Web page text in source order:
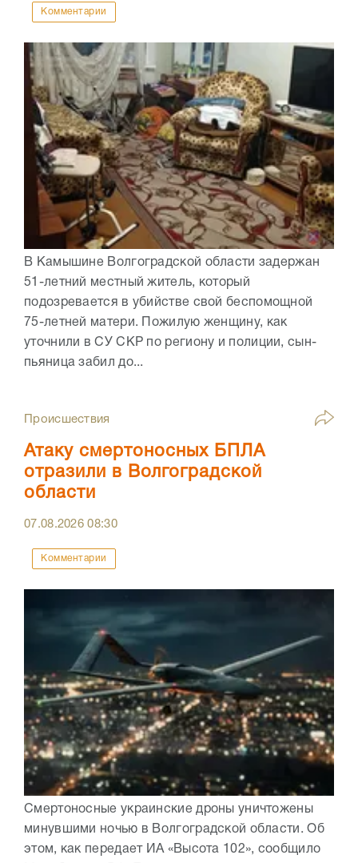
Комментарии
В Камышине Волгоградской области задержан
51-летний местный житель, который
подозревается в убийстве свой беспомощной
75-летней матери. Пожилую женщину, как
уточнили в СУ СКР по региону и полиции, сын-
пьяница забил до...
Происшествия
Атаку смертоносных БПЛА
отразили в Волгоградской
области
07.08.202608:30
Комментарии
Смертоносные украинские дроны уничтожены
минувшими ночью в Волгоградской области. Об
этом, как передает ИА «Высота 102», сообщило